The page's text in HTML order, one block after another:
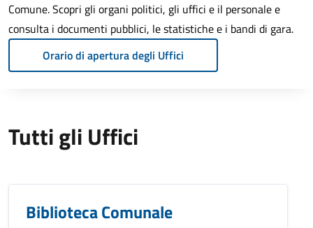
Comune. Scopri gli organi politici, gli uffici e il personale e
consulta i documenti pubblici, le statistiche e i bandi di gara.
Orario di apertura degli Uffici
Tutti gli Uffici
Biblioteca Comunale